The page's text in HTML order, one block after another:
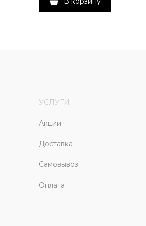
УСЛУГИ
Акции
Доставка
Самовывоз
Оплата